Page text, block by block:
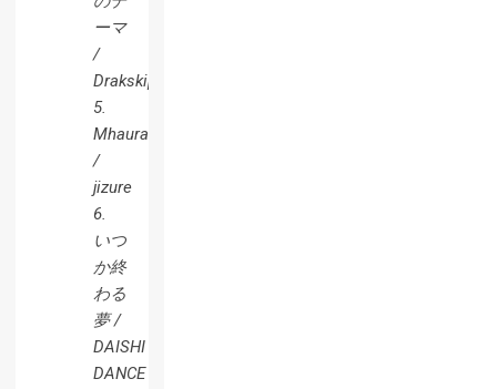
ーマ
/
Drakskip
5.
Mhaura~Selbina~Voyager
/
jizure
6.
いつ
か終
わる
夢 /
DAISHI
DANCE